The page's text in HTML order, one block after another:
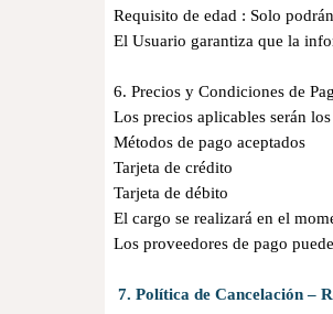
Requisito de edad : Solo
El Usuario garantiza que la
6. Precios y Condiciones de
Los precios aplicables serán
Métodos de pago aceptados
Tarjeta de crédito
Tarjeta de débito
El cargo se realizará en el
Los proveedores de pago
7. Política de Cancelación –